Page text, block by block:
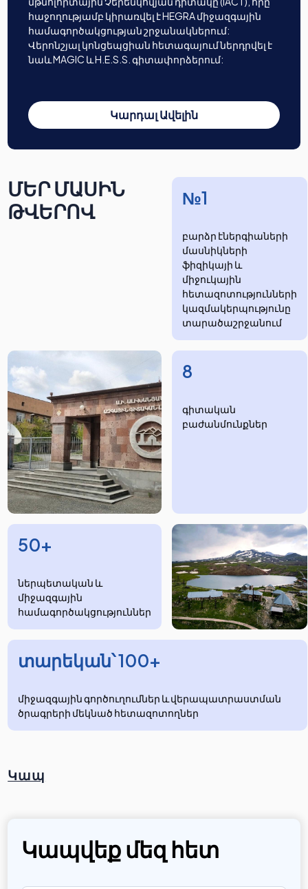
հաջողությամբ կիրառվել է HEGRA միջազգային
համագործակցության շրջանակներում:
Վերոնշյալ կոնցեպցիան հետագայում ներդրվել է
նաև MAGIC և H.E.S.S. գիտափորձերում:
Կարդալ Ավելին
ՄԵՐ ՄԱՍԻՆ
ԹՎԵՐՈՎ
№1
բարձր էներգիաների
մասնիկների
ֆիզիկայի և
միջուկային
հետազոտությունների
​​​​կազմակերպությունը
տարածաշրջանում
8
​​​գիտական
բաժանմունքներ
50+
ներպետական և
միջազգային
համագործակցություններ
տարեկան՝ 100+
միջազգային գործուղումներ և վերապատրաստման
ծրագրերի մեկնած հետազոտողներ
Կապ
Կապվեք մեզ հետ